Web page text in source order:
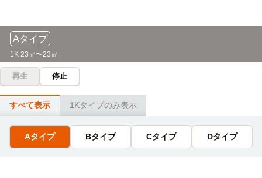
修学院（叡山電鉄本線11分）→二軒茶屋→（徒歩1分）→二
軒茶屋無料シャトルバス（6分）→京都産業大学
成安造形大学
松ヶ崎駅→（地下鉄烏丸線17分）→京都駅→（JR湖西線20
分）→おごと温泉→（バス3分）
Aタイプ
1K 23㎡〜23㎡
再生 停止
すべて表示 1Kタイプのみ表示
Aタイプ Bタイプ Cタイプ Dタイプ